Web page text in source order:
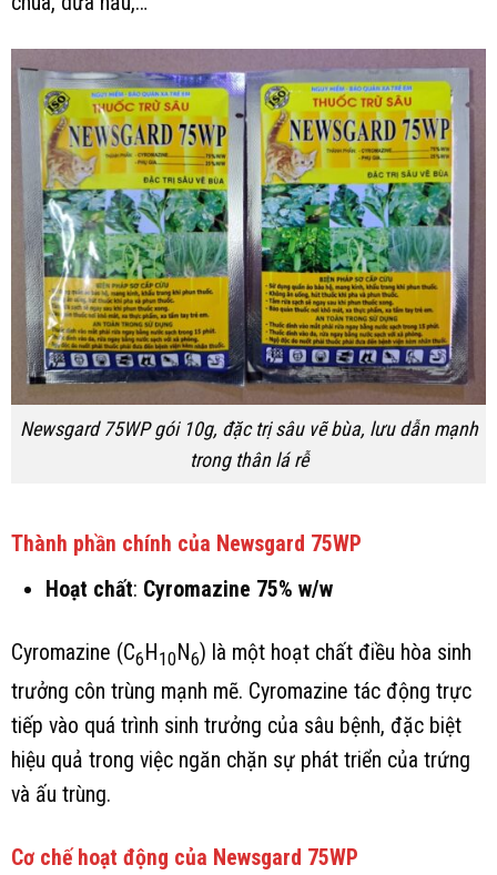
Newsgard 75WP gói 10g, đặc trị sâu vẽ bùa, lưu dẫn mạnh
trong thân lá rễ
Thành phần chính của Newsgard 75WP
Hoạt chất: Cyromazine 75% w/w
Cyromazine (C6 H 10N6) là một hoạt chất điều hòa sinh
trưởng côn trùng mạnh mẽ. Cyromazine tác động trực
tiếp vào quá trình sinh trưởng của sâu bệnh, đặc biệt
hiệu quả trong việc ngăn chặn sự phát triển của trứng
và ấu trùng.
Cơ chế hoạt động của Newsgard 75WP